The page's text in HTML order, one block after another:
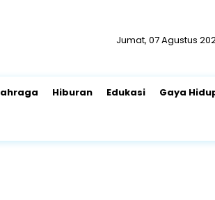
Jumat, 07 Agustus
Hiburan Edukasi Gaya